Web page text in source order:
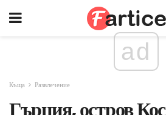
ad
Къща Развлечение
Гърция, остров Кос